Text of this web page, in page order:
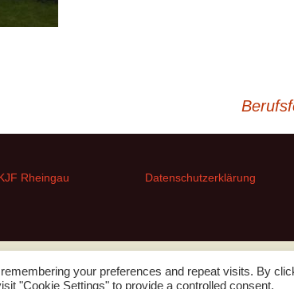
Rheingau Datenschutzerklärung
Stolz präsentiert von WordPress
your preferences and repeat visits. By
"Cookie Settings" to provide a controlled consent.